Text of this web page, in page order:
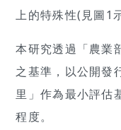
上的特殊性(見圖1
本研究透過「農業
之基準，以公開發
里」作為最小評估
程度。